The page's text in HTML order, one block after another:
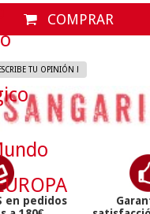
COMPRAR
ESCRIBE TU OPINIÓN !
en pedidos